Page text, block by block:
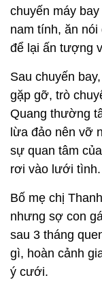
chuyến máy
nam tính, ăn nói
để lại ấn tượng
Sau chuyến
gặp gỡ, trò
Quang thường
lừa đảo nên vỡ
sự quan tâm
rơi vào lưới tình.
Bố mẹ chị
nhưng sợ con
sau 3 tháng
gì, hoàn cảnh
ý cưới.